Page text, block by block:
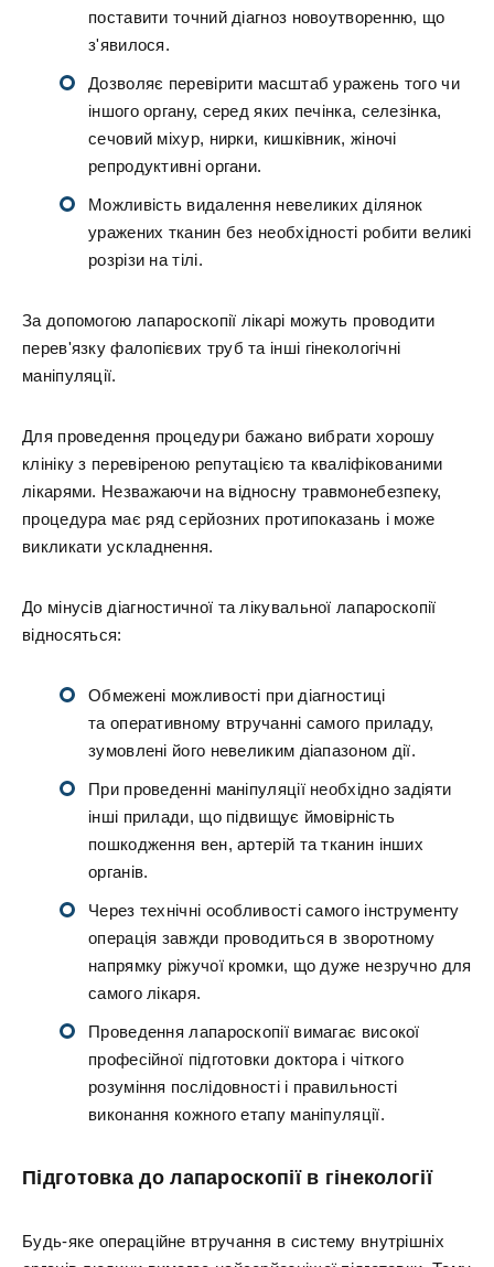
поставити точний діагноз новоутворенню, що
з'явилося.
Дозволяє перевірити масштаб уражень того чи
іншого органу, серед яких печінка, селезінка,
сечовий міхур, нирки, кишківник, жіночі
репродуктивні органи.
Можливість видалення невеликих ділянок
уражених тканин без необхідності робити великі
розрізи на тілі.
За допомогою лапароскопії лікарі можуть проводити
перев'язку фалопієвих труб та інші гінекологічні
маніпуляції.
Для проведення процедури бажано вибрати хорошу
клініку з перевіреною репутацією та кваліфікованими
лікарями. Незважаючи на відносну травмонебезпеку,
процедура має ряд серйозних протипоказань і може
викликати ускладнення.
До мінусів діагностичної та лікувальної лапароскопії
відносяться:
Обмежені можливості при діагностиці
та оперативному втручанні самого приладу,
зумовлені його невеликим діапазоном дії.
При проведенні маніпуляції необхідно задіяти
інші прилади, що підвищує ймовірність
пошкодження вен, артерій та тканин інших
органів.
Через технічні особливості самого інструменту
операція завжди проводиться в зворотному
напрямку ріжучої кромки, що дуже незручно для
самого лікаря.
Проведення лапароскопії вимагає високої
професійної підготовки доктора і чіткого
розуміння послідовності і правильності
виконання кожного етапу маніпуляції.
Підготовка до лапароскопії в гінекології
Будь-яке операційне втручання в систему внутрішніх